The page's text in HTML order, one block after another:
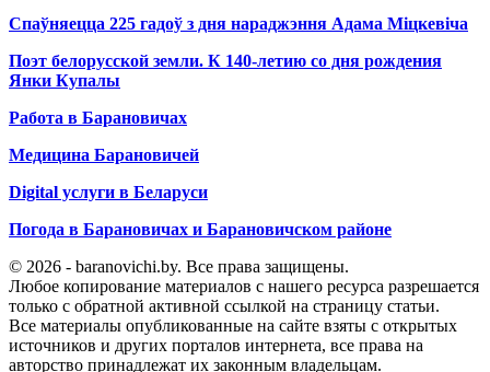
Спаўняецца 225 гадоў з дня нараджэння Адама Міцкевіча
Поэт белорусской земли. К 140-летию со дня рождения
Янки Купалы
Работа в Барановичах
Медицина Барановичей
Digital услуги в Беларуси
Погода в Барановичах и Барановичском районе
© 2026 - baranovichi.by. Все права защищены.
Любое копирование материалов с нашего ресурса разрешается
только с обратной активной ссылкой на страницу статьи.
Все материалы опубликованные на сайте взяты с открытых
источников и других порталов интернета, все права на
авторство принадлежат их законным владельцам.